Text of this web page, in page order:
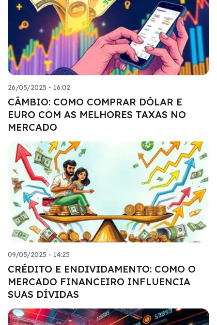
26/05/2025 - 16:02
CÂMBIO: COMO COMPRAR DÓLAR E
EURO COM AS MELHORES TAXAS NO
MERCADO
09/05/2025 - 14:25
CRÉDITO E ENDIVIDAMENTO: COMO O
MERCADO FINANCEIRO INFLUENCIA
SUAS DÍVIDAS